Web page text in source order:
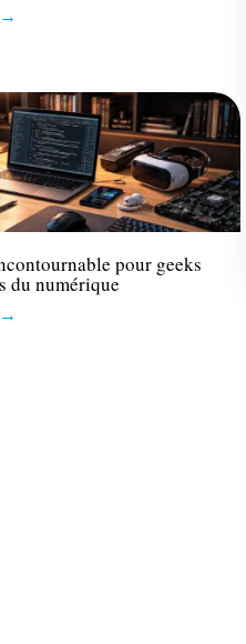
pour geeks
du numérique